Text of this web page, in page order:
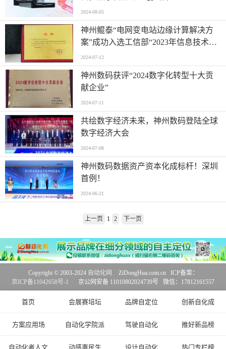
2024-08-05
神州鲲泰“电网变电站边缘计算解决方
案”成功入选工信部“2023年信息技术应
用创新典型解决方案”
2024-07-12
神州数码获评“2024数字化转型十大贡
献企业”
2024-07-11
共绘数字经济未来，神州数码登陆全球
数字经济大会
2024-07-08
神州数码数据资产资本化成标杆！深圳
首例！
2024-06-21
上一页 1 2 下一页
首页 会展赛培坛 品牌自定位 创新自化成
方案应用场 自动化学院派 驾驶自动化 推好新品榜
自动化者人文 动感惠民生 设计自动化 热门专栏榜
Copyright © 2003-2024 自动化网
ZiDongHua.com.cn ICP备案：
京ICP备11042658号-1
京公网安备 11010802024739号 微信：17812161557